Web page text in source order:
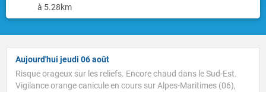
à 5.28km
Aujourd'hui jeudi 06 août
Risque orageux sur les reliefs. Encore chaud dans le Sud-Est.
Vigilance orange canicule en cours sur Alpes-Maritimes (06),